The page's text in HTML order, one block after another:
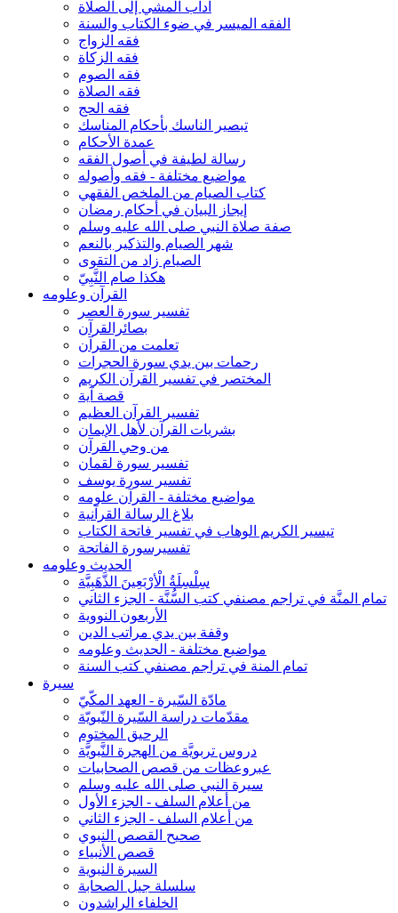
آداب المشي إلى الصلاة
الفقه الميسر في ضوء الكتاب والسنة
فقه الزواج
فقه الزكاة
فقه الصوم
فقه الصلاة
فقه الحج
تبصير الناسك بأحكام المناسك
عمدة الأحكام
رسالة لطيفة في أصول الفقه
مواضيع مختلفة - فقه وأصوله
كتاب الصيام من الملخص الفقهي
إيجاز البيان في أحكام رمضان
صفة صلاة النبي صلى الله عليه وسلم
شهر الصيام والتذكير بالنعم
الصيام زاد من التقوى
هكذا صام النَّبِيّ
القرآن وعلومه
تفسير سورة العصر
بصائرالقرآن
تعلمت من القرآن
رحمات بين يدي سورة الحجرات
المختصر في تفسير القرآن الكريم
قصة آية
تفسير القرآن العظيم
بشريات القرآن لأهل الإيمان
من وحي القرآن
تفسير سورة لقمان
تفسير سورة يوسف
مواضيع مختلفة - القرآن علومه
بلاغ الرسالة القرآنية
تيسير الكريم الوهاب في تفسير فاتحة الكتاب
تفسيرسورة الفاتحة
الحديث وعلومه
سِلْسِلَةُ الْأرْبَعِينَ الذَّهَبِيَّة
تمام المنَّة في تراجم مصنفي كتب السُّنَّة - الجزء الثاني
الأربعون النووية
وقفة بين يدي مراتب الدين
مواضيع مختلفة - الحديث وعلومه
تمام المنة في تراجم مصنفي كتب السنة
سيرة
مادّة السّيرة - العهد المكّيّ
مقدّمات دراسة السّيرة النّبويّة
الرحيق المختوم
دروس تربويَّة من الهجرة النَّبويَّة
عبروعظات من قصص الصحابيات
سيرة النبي صلى الله عليه وسلم
من أعلام السلف - الجزء الأول
من أعلام السلف - الجزء الثاني
صحيح القصص النبوي
قصص الأنبياء
السيرة النبوية
سلسلة جيل الصحابة
الخلفاء الراشدون